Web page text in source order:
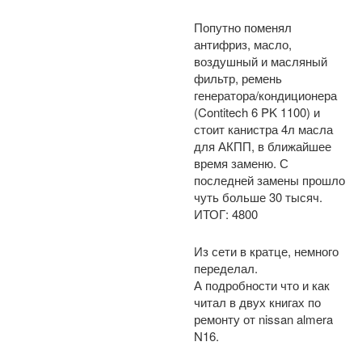
Попутно поменял
антифриз, масло,
воздушный и масляный
фильтр, ремень
генератора/кондиционера
(Contitech 6 PK 1100) и
стоит канистра 4л масла
для АКПП, в ближайшее
время заменю. С
последней замены прошло
чуть больше 30 тысяч.
ИТОГ: 4800
Из сети в кратце, немного
переделал.
А подробности что и как
читал в двух книгах по
ремонту от nissan almera
N16.